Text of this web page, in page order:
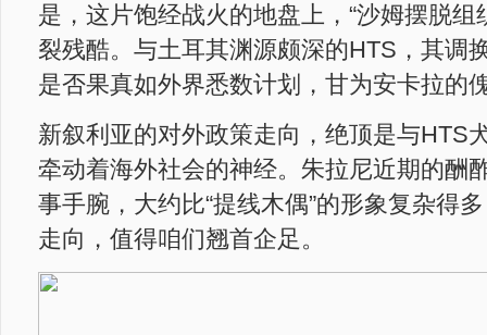
是，这片饱经战火的地盘上，“沙姆摆脱组
裂残酷。与土耳其渊源颇深的HTS，其调
是否果真如外界悉数计划，甘为安卡拉的
新叙利亚的对外政策走向，绝顶是与HTS
牵动着海外社会的神经。朱拉尼近期的酬
事手腕，大约比“提线木偶”的形象复杂得
走向，值得咱们翘首企足。